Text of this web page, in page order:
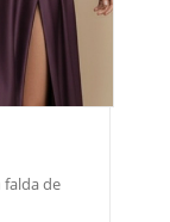
falda de